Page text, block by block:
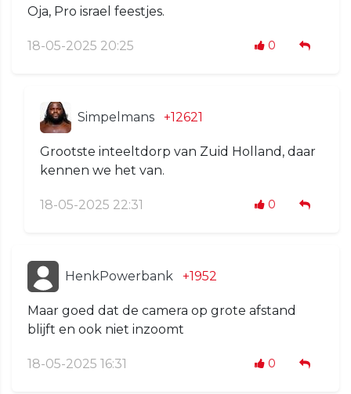
Oja, Pro israel feestjes.
18-05-2025 20:25 0
Simpelmans +12621
Grootste inteeltdorp van Zuid Holland, daar
kennen we het van.
18-05-2025 22:31 0
HenkPowerbank +1952
Maar goed dat de camera op grote afstand
blijft en ook niet inzoomt
18-05-2025 16:31 0